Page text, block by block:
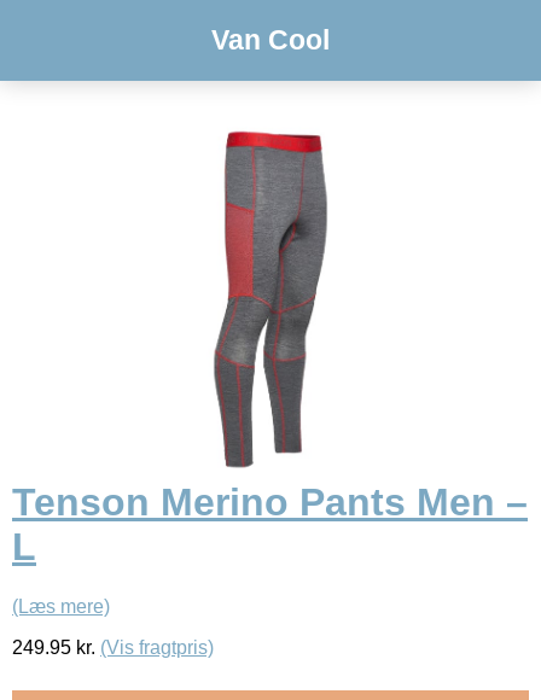
Van Cool
Tenson Merino Pants Men –
L
(Læs mere)
249.95 kr. (Vis fragtpris)